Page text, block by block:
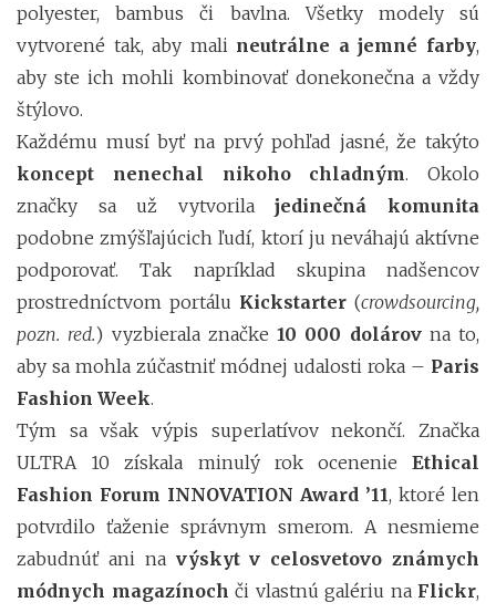
polyester, bambus či bavlna. Všetky modely sú
vytvorené tak, aby mali neutrálne a jemné farby,
aby ste ich mohli kombinovať donekonečna a vždy
štýlovo.
Každému musí byť na prvý pohľad jasné, že takýto
koncept nenechal nikoho chladným. Okolo
značky sa už vytvorilajedinečná komunita
podobne zmýšľajúcich ľudí, ktorí ju neváhajú aktívne
podporovať. Tak napríklad skupina nadšencov
prostredníctvom portálu Kickstarter (crowdsourcing,
pozn. red.) vyzbierala značke 10 000 dolárovna to,
aby sa mohla zúčastniť módnej udalosti roka – Paris
Fashion Week.
Tým sa však výpis superlatívov nekončí. Značka
ULTRA 10 získala minulý rok ocenenie Ethical
Fashion Forum INNOVATION Award ’11, ktoré len
potvrdilo ťaženie správnym smerom. A nesmieme
zabudnúť ani na výskyt v celosvetovo známych
módnych magazínoch či vlastnú galériu na Flickr,